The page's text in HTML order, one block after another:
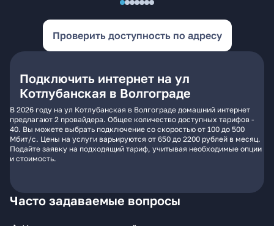
Проверить доступность по адресу
Подключить интернет на ул
Котлубанская в Волгограде
В 2026 году на ул Котлубанская в Волгограде домашний интернет
предлагают 2 провайдера. Общее количество доступных тарифов -
40. Вы можете выбрать подключение со скоростью от 100 до 500
Мбит/с. Цены на услуги варьируются от 650 до 2200 рублей в месяц.
Подайте заявку на подходящий тариф, учитывая необходимые опции
и стоимость.
Часто задаваемые вопросы